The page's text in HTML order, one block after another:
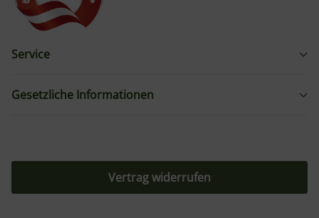
Service
Gesetzliche Informationen
Vertrag widerrufen